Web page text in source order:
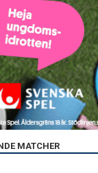
MATCHER